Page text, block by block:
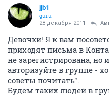
jjb1
guru
28 декабря 2011
Девочки! Я к вам
приходят письма в
не зарегистрирована, но
авторизуйте в группе -
советы почитать".
Будем таких людей в